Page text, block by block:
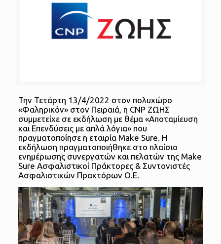
Την Τετάρτη 13/4/2022 στον πολυχώρο
«Φαληρικόν» στον Πειραιά, η CNP ΖΩΗΣ
συμμετείχε σε εκδήλωση με θέμα «Αποταμίευση
και Επενδύσεις με απλά λόγια» που
πραγματοποίησε η εταιρία Make Sure. Η
εκδήλωση πραγματοποιήθηκε στο πλαίσιο
ενημέρωσης συνεργατών και πελατών της Make
Sure Ασφαλιστικοί Πράκτορες & Συντονιστές
Ασφαλιστικών Πρακτόρων Ο.Ε.